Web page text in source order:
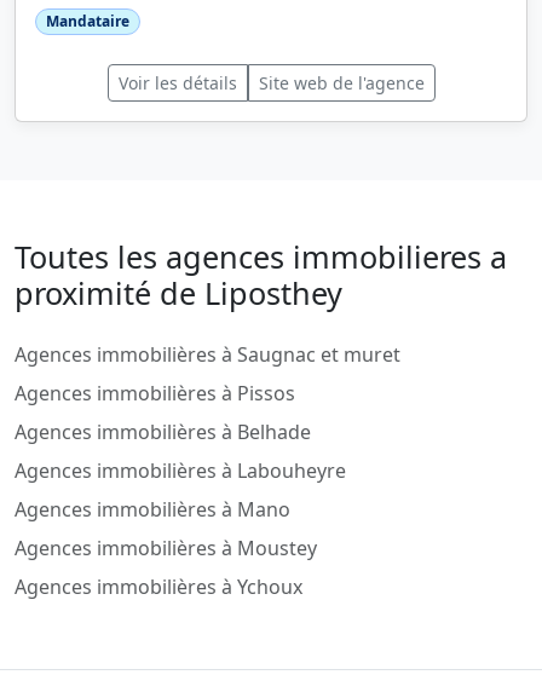
Mandataire
Voir les détails Site web de l'agence
Toutes les agences immobilieres a
proximité de Liposthey
Agences immobilières à Saugnac et muret
Agences immobilières à Pissos
Agences immobilières à Belhade
Agences immobilières à Labouheyre
Agences immobilières à Mano
Agences immobilières à Moustey
Agences immobilières à Ychoux